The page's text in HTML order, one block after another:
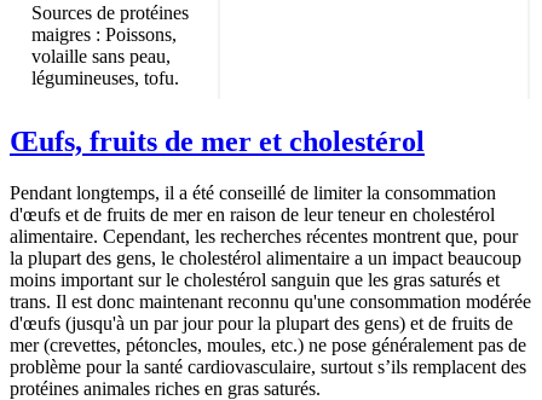
Sources de protéines
maigres : Poissons,
volaille sans peau,
légumineuses, tofu.
Œufs, fruits de mer et cholestérol
Pendant longtemps, il a été conseillé de limiter la consommation
d'œufs et de fruits de mer en raison de leur teneur en cholestérol
alimentaire. Cependant, les recherches récentes montrent que, pour
la plupart des gens, le cholestérol alimentaire a un impact beaucoup
moins important sur le cholestérol sanguin que les gras saturés et
trans. Il est donc maintenant reconnu qu'une consommation modérée
d'œufs (jusqu'à un par jour pour la plupart des gens) et de fruits de
mer (crevettes, pétoncles, moules, etc.) ne pose généralement pas de
problème pour la santé cardiovasculaire, surtout s’ils remplacent des
protéines animales riches en gras saturés.